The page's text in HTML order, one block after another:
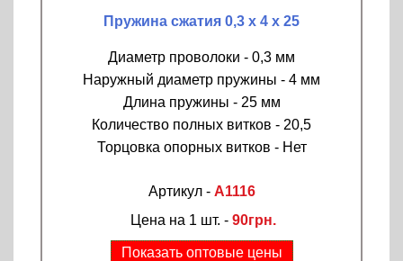
Пружина сжатия 0,3 х 4 х 25
Диаметр проволоки - 0,3 мм
Наружный диаметр пружины - 4 мм
Длина пружины - 25 мм
Количество полных витков - 20,5
Торцовка опорных витков - Нет
Артикул - A1116
Цена на 1 шт. - 90грн.
Показать оптовые цены